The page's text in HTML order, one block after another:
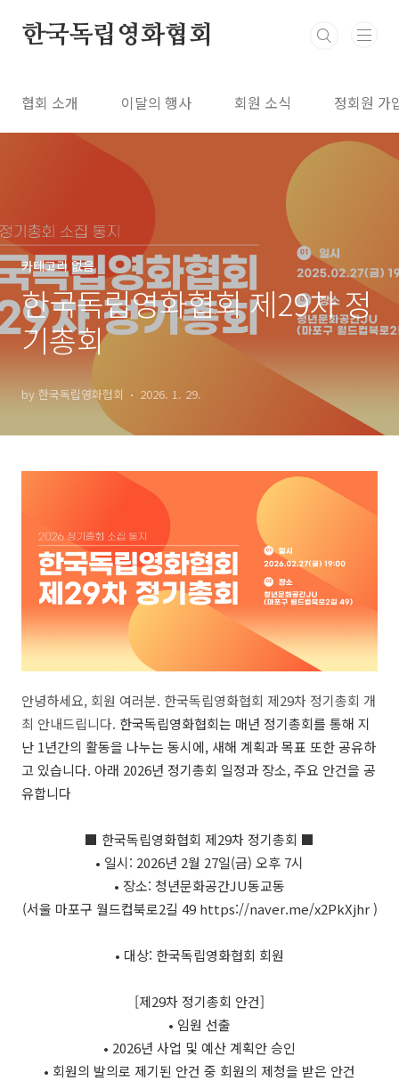
한국독립영화협회
협회 소개 이달의 행사 회원 소식 정회원 가
카테고리 없음
한국독립영화협회 제29차 정
기총회
by 한국독립영화협회 2026. 1. 29.
안녕하세요, 회원 여러분. 한국독립영화협회 제29차 정기총회 개
최 안내드립니다. 한국독립영화협회는 매년 정기총회를 통해 지
난 1년간의 활동을 나누는 동시에, 새해 계획과 목표 또한 공유하
고 있습니다. 아래 2026년 정기총회 일정과 장소, 주요 안건을 공
유합니다
■ 한국독립영화협회 제29차 정기총회 ■
• 일시: 2026년 2월 27일(금) 오후 7시
• 장소: 청년문화공간JU동교동
(서울 마포구 월드컵북로2길 49 https://naver.me/x2PkXjhr)
• 대상: 한국독립영화협회 회원
[제29차 정기총회 안건]
• 임원 선출
• 2026년 사업 및 예산 계획안 승인
• 회원의 발의로 제기된 안건 중 회원의 제청을 받은 안건